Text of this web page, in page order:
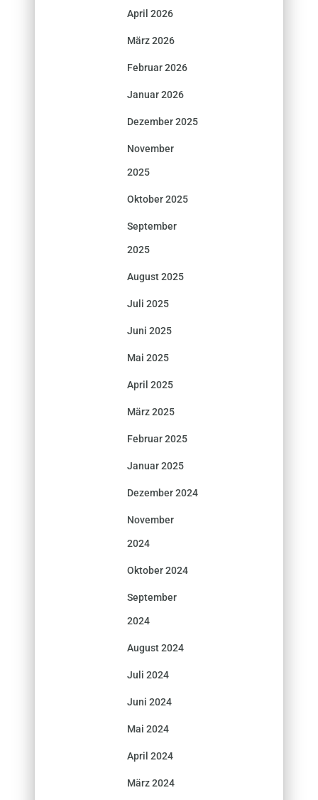
April 2026
März 2026
Februar 2026
Januar 2026
Dezember 2025
November
2025
Oktober 2025
September
2025
August 2025
Juli 2025
Juni 2025
Mai 2025
April 2025
März 2025
Februar 2025
Januar 2025
Dezember 2024
November
2024
Oktober 2024
September
2024
August 2024
Juli 2024
Juni 2024
Mai 2024
April 2024
März 2024